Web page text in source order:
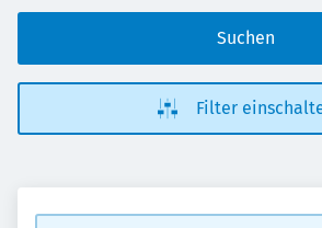
Suchen
Filter